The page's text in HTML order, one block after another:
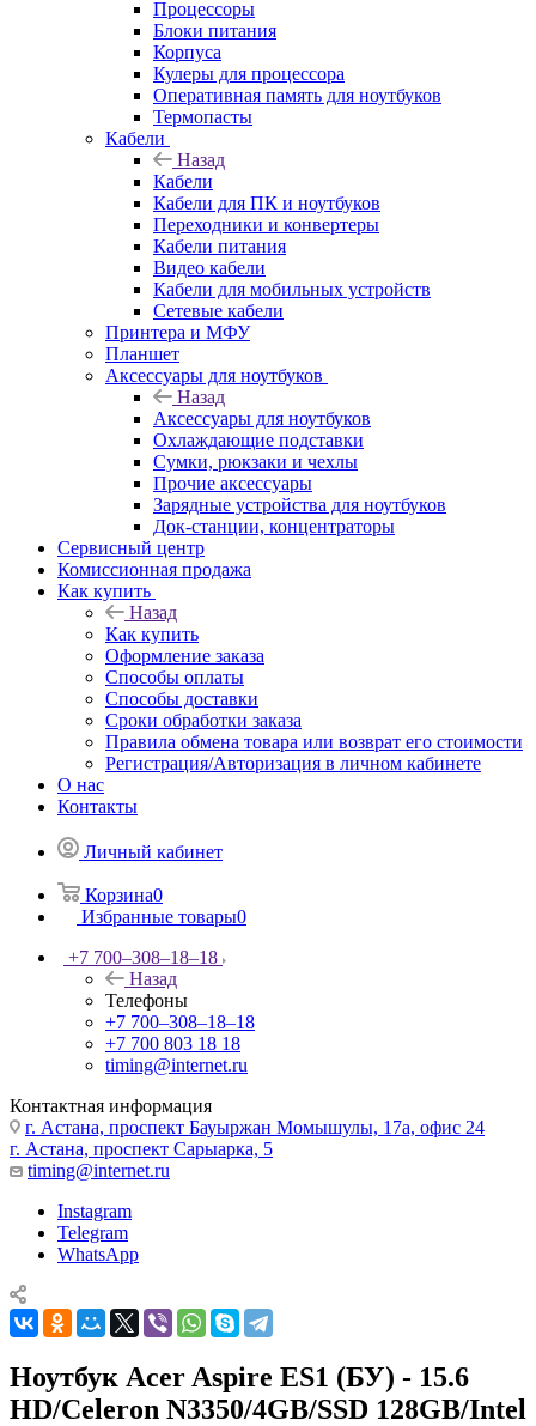
Процессоры
Блоки питания
Корпуса
Кулеры для процессора
Оперативная память для ноутбуков
Термопасты
Кабели
Назад
Кабели
Кабели для ПК и ноутбуков
Переходники и конвертеры
Кабели питания
Видео кабели
Кабели для мобильных устройств
Сетевые кабели
Принтера и МФУ
Планшет
Аксессуары для ноутбуков
Назад
Аксессуары для ноутбуков
Охлаждающие подставки
Сумки, рюкзаки и чехлы
Прочие аксессуары
Зарядные устройства для ноутбуков
Док-станции, концентраторы
Сервисный центр
Комиссионная продажа
Как купить
Назад
Как купить
Оформление заказа
Способы оплаты
Способы доставки
Сроки обработки заказа
Правила обмена товара или возврат его стоимости
Регистрация/Авторизация в личном кабинете
О нас
Контакты
Личный кабинет
Корзина0
Избранные товары0
+7 700‒308‒18‒18
Назад
Телефоны
+7 700‒308‒18‒18
+7 700 803 18 18
timing@internet.ru
Контактная информация
г. Астана, проспект Бауыржан Момышулы, 17а, офис 24
г. Астана, проспект Сарыарка, 5
timing@internet.ru
Instagram
Telegram
WhatsApp
Ноутбук Acer Aspire ES1 (БУ) - 15.6
HD/Celeron N3350/4GB/SSD 128GB/Intel